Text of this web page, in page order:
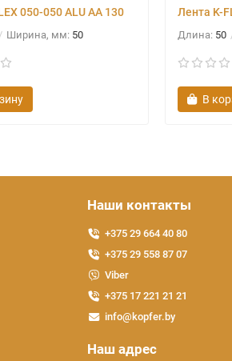
050-050 ALU AA 130
Ширина, мм: 50
Лента K-
Длина: 50
В
Наши контакты
+375 29 664 40 80
+375 29 558 87 07
Viber
+375 17 221 21 21
info@kopfer.by
Наш адрес